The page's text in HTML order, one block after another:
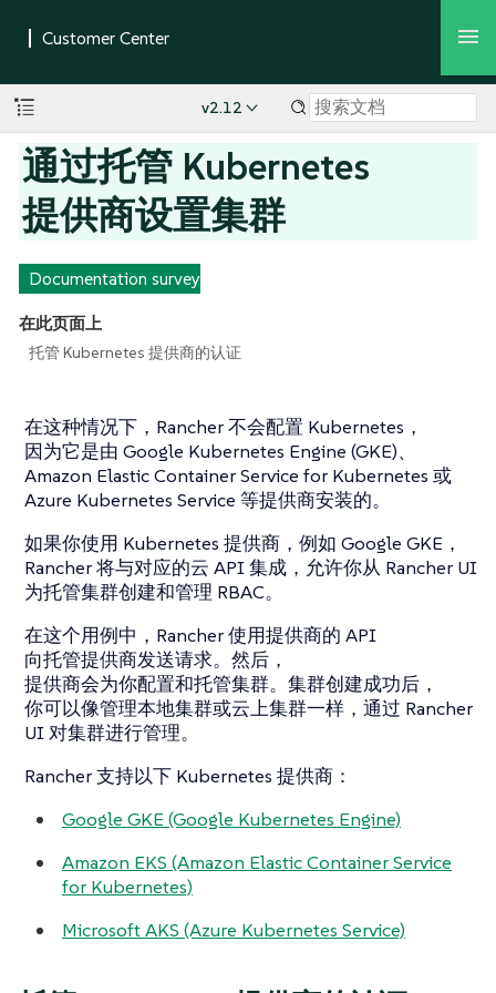
v2.12
通过托管 Kubernetes
提供商设置集群
Documentation survey
在此页面上
托管 Kubernetes 提供商的认证
在这种情况下，Rancher 不会配置 Kubernetes，
因为它是由 Google Kubernetes Engine (GKE)、
Amazon Elastic Container Service for Kubernetes 或
Azure Kubernetes Service 等提供商安装的。
如果你使用 Kubernetes 提供商，例如 Google GKE，
Rancher 将与对应的云 API 集成，允许你从 Rancher UI
为托管集群创建和管理 RBAC。
在这个用例中，Rancher 使用提供商的 API
向托管提供商发送请求。然后，
提供商会为你配置和托管集群。集群创建成功后，
你可以像管理本地集群或云上集群一样，通过 Rancher
UI 对集群进行管理。
Rancher 支持以下 Kubernetes 提供商：
Google GKE (Google Kubernetes Engine)
Amazon EKS (Amazon Elastic Container Service
for Kubernetes)
Microsoft AKS (Azure Kubernetes Service)